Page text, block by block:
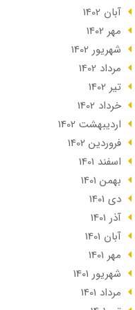
آبان 1402
مهر 1402
شهریور 1402
مرداد 1402
تير 1402
خرداد 1402
ارديبهشت 1402
فروردین 1402
اسفند 1401
بهمن 1401
دی 1401
آذر 1401
آبان 1401
مهر 1401
شهریور 1401
مرداد 1401